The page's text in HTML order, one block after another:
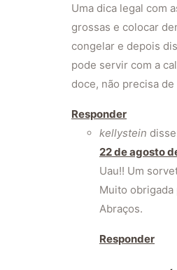
Uma dica legal com
grossas e colocar
congelar e depois
pode servir com a
doce, não precisa
Responder
kellystein
22 de agosto
Uau!! Um
Muito obrigada
Abraços.
Responder